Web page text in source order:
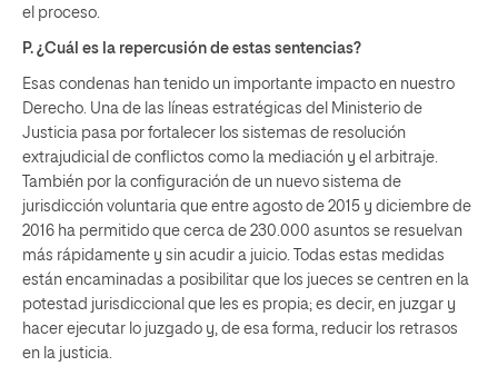
el proceso.
P. ¿Cuál es la repercusión de estas sentencias?
Esas condenas han tenido un importante impacto en nuestro
Derecho. Una de las líneas estratégicas del Ministerio de
Justicia pasa por fortalecer los sistemas de resolución
extrajudicial de conflictos como la mediación y el arbitraje.
También por la configuración de un nuevo sistema de
jurisdicción voluntaria que entre agosto de 2015 y diciembre de
2016 ha permitido que cerca de 230.000 asuntos se resuelvan
más rápidamente y sin acudir a juicio. Todas estas medidas
están encaminadas a posibilitar que los jueces se centren en la
potestad jurisdiccional que les es propia; es decir, en juzgar y
hacer ejecutar lo juzgado y, de esa forma, reducir los retrasos
en la justicia.